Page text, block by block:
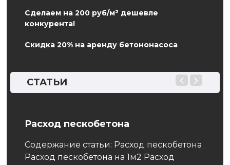
Сделаем на 200 руб/м³ дешевле
конкурента!
Скидка 20% на аренду бетононасоса
СТАТЬИ
Расход пескобетона
Содержание статьи: Расход пескобетона
Расход пескобетона на 1м2 Расход